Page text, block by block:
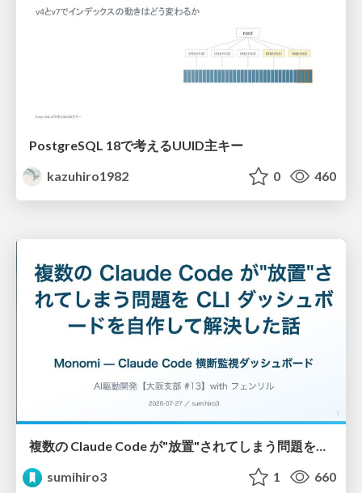
PostgreSQL 18で考えるUUID主キー
kazuhiro1982
0 460
複数の Claude Code が"放置"されてしまう問題をCLI ダッシュボードを自作して解決した話
sumihiro3
1 660